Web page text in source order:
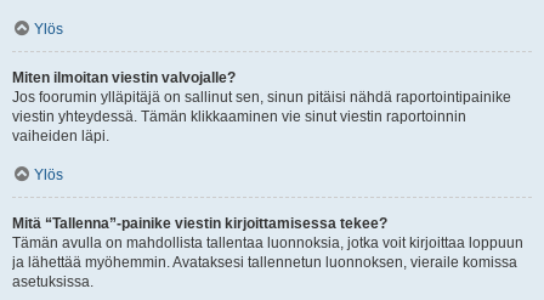
Ylös
Miten ilmoitan viestin valvojalle?
Jos foorumin ylläpitäjä on sallinut sen, sinun pitäisi nähdä raportointipainike
viestin yhteydessä. Tämän klikkaaminen vie sinut viestin raportoinnin
vaiheiden läpi.
Ylös
Mitä “Tallenna”-painike viestin kirjoittamisessa tekee?
Tämän avulla on mahdollista tallentaa luonnoksia, jotka voit kirjoittaa loppuun
ja lähettää myöhemmin. Avataksesi tallennetun luonnoksen, vieraile komissa
asetuksissa.